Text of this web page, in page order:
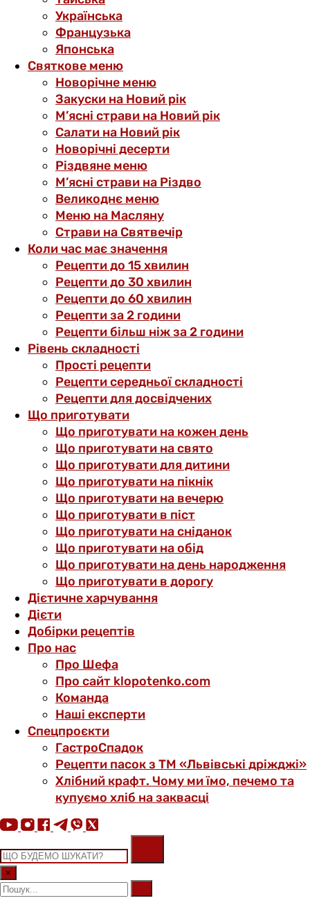
Українська
Французька
Японська
Святкове меню
Новорічне меню
Закуски на Новий рік
М’ясні страви на Новий рік
Салати на Новий рік
Новорічні десерти
Різдвяне меню
М’ясні страви на Різдво
Великоднє меню
Меню на Масляну
Страви на Святвечір
Коли час має значення
Рецепти до 15 хвилин
Рецепти до 30 хвилин
Рецепти до 60 хвилин
Рецепти за 2 години
Рецепти більш ніж за 2 години
Рівень складності
Прості рецепти
Рецепти середньої складності
Рецепти для досвідчених
Що приготувати
Що приготувати на кожен день
Що приготувати на свято
Що приготувати для дитини
Що приготувати на пікнік
Що приготувати на вечерю
Що приготувати в піст
Що приготувати на сніданок
Що приготувати на обід
Що приготувати на день народження
Що приготувати в дорогу
Дієтичне харчування
Дієти
Добірки рецептів
Про нас
Про Шефа
Про сайт klopotenko.com
Команда
Наші експерти
Спецпроєкти
ГастроСпадок
Рецепти пасок з ТМ «Львівські дріжджі»
Хлібний крафт. Чому ми їмо, печемо та
купуємо хліб на заквасці
×